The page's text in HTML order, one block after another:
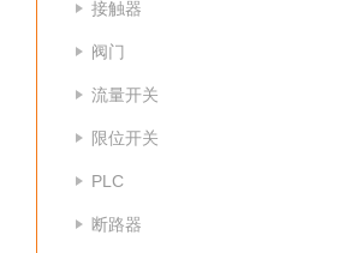
接触器
阀门
流量开关
限位开关
PLC
断路器